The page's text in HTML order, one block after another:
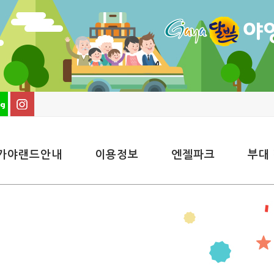
야랜드안내 이용정보 엔젤파크 부대